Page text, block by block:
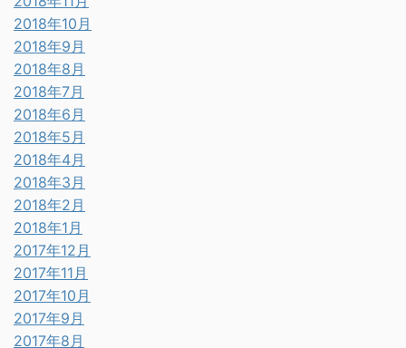
2018年10月
2018年9月
2018年8月
2018年7月
2018年6月
2018年5月
2018年4月
2018年3月
2018年2月
2018年1月
2017年12月
2017年11月
2017年10月
2017年9月
2017年8月